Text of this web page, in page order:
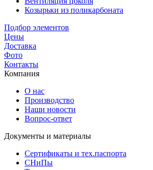
Козырьки из поликарбоната
Подбор элементов
Цены
Доставка
Фото
Контакты
Компания
О нас
Производство
Наши новости
Вопрос-ответ
Документы и материалы
Сертификаты и тех.паспорта
СНиПы